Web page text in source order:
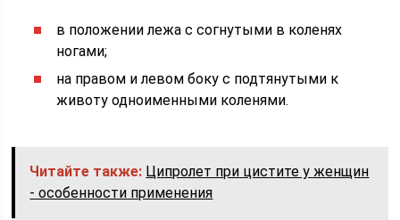
в положении лежа с согнутыми в коленях
ногами;
на правом и левом боку с подтянутыми к
животу одноименными коленями.
Читайте также: Ципролет при цистите у женщин
- особенности применения